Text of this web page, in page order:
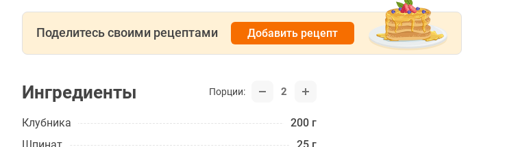
Поделитесь своими рецептами Добавить рецепт
Ингредиенты Порции: 2
Клубника
200 г